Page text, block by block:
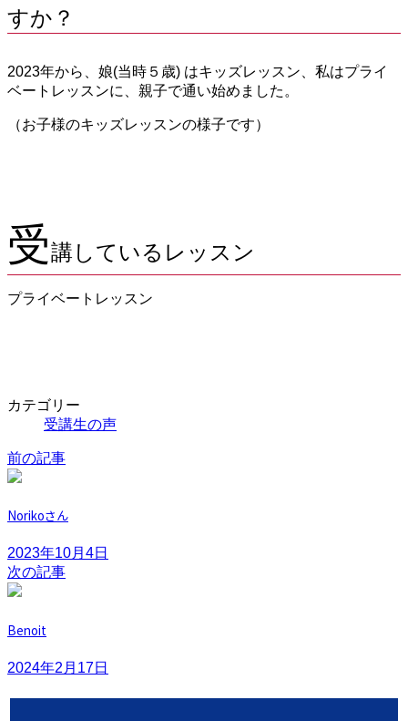
すか？
2023年から、娘(当時５歳) はキッズレッスン、私はプライ
ベートレッスンに、親子で通い始めました。
（お子様のキッズレッスンの様子です）
受講しているレッスン
プライベートレッスン
カテゴリー
受講生の声
前の記事
Norikoさん
2023年10月4日
次の記事
Benoit
2024年2月17日